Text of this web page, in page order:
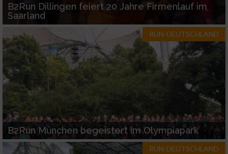
B2Run Dillingen feiert 20 Jahre Firmenlauf im
Saarland
RUN-DEUTSCHLAND
B2Run München begeistert im Olympiapark
RUN-DEUTSCHLAND